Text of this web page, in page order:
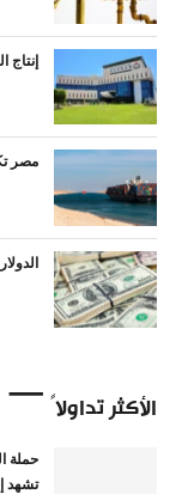
إنتاج
مصر
الأكثر تداولاً
حملة
تشهد